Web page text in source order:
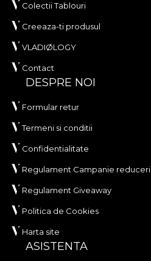
Colectii Tablouri
Creeaza-ti produsul
VLADIØLOGY
Contact
DESPRE NOI
Formular retur
Termeni si conditii
Confidentialitate
Regulament Campanie reduceri
Regulament Giveaway
Politica de Cookies
Harta site
ASISTENTA